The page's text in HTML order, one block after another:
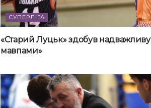
СУПЕРЛІГА
«Старий Луцьк» здобув
мавпами»